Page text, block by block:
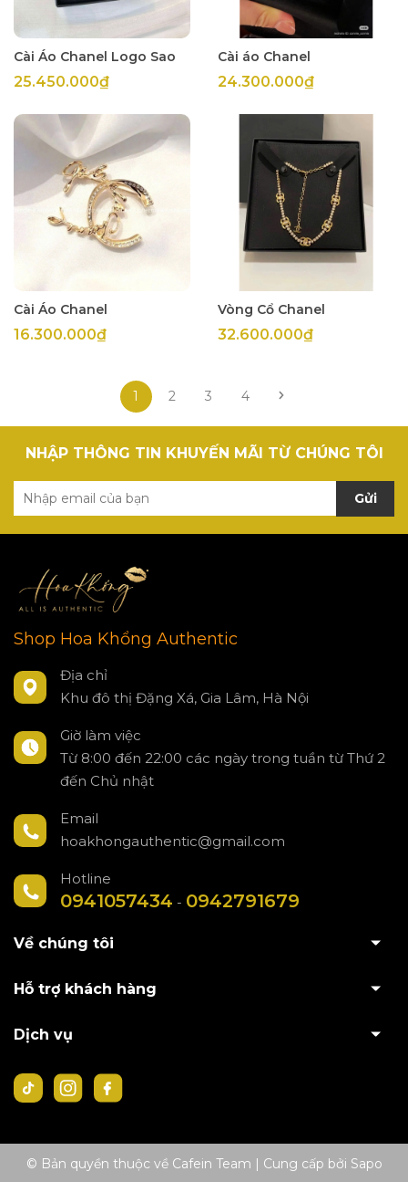
Cài Áo Chanel Logo Sao
25.450.000₫
Cài áo Chanel
24.300.000₫
Cài Áo Chanel
16.300.000₫
Vòng Cổ Chanel
32.600.000₫
1 2 3 4
NHẬP THÔNG TIN KHUYẾN MÃI TỪ CHÚNG TÔI
Gửi
Shop Hoa Khổng Authentic
Địa chỉ
Khu đô thị Đặng Xá, Gia Lâm, Hà Nội
Giờ làm việc
Từ 8:00 đến 22:00 các ngày trong tuần từ Thứ 2
đến Chủ nhật
Email
hoakhongauthentic@gmail.com
Hotline
0941057434 - 0942791679
Về chúng tôi
Hỗ trợ khách hàng
Dịch vụ
© Bản quyền thuộc về Cafein Team | Cung cấp bởi Sapo